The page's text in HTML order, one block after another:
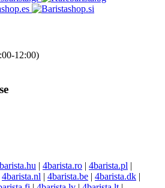
12:00)
| 4barista.ro | 4barista.pl |
4barista.nl | 4barista.be | 4barista.dk |